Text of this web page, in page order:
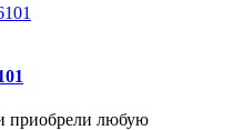
приобрели любую